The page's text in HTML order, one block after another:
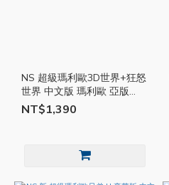
NS 超級瑪利歐3D世界+狂怒
世界 中文版 瑪利歐 亞版
switch 遊戲片 任天堂 Q哥
SW099
NT$1,390